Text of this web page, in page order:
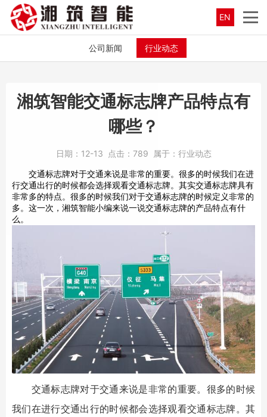
EN
公司新闻 行业动态
湘筑智能交通标志牌产品特点有
哪些？
日期： 12-13 点击： 789 属于： 行业动态
交通标志牌对于交通来说是非常的重要。很多的时候我们在进
行交通出行的时候都会选择观看交通标志牌。其实交通标志牌具有
非常多的特点。很多的时候我们对于交通标志牌的时候定义非常的
多。这一次，湘筑智能小编来说一说交通标志牌的产品特点有什
么。
交通标志牌对于交通来说是非常的重要。很多的时候
我们在进行交通出行的时候都会选择观看交通标志牌。其